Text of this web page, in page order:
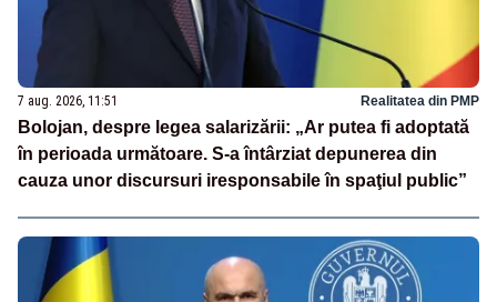
7 aug. 2026, 11:51 Realitatea din PMP
Bolojan, despre legea salarizării: „Ar putea fi adoptată
în perioada următoare. S-a întârziat depunerea din
cauza unor discursuri iresponsabile în spaţiul public”